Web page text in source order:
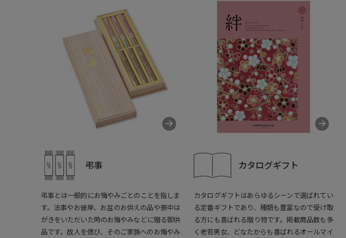
弔事
弔事とは一般的にお悔やみごとのことを指しま
す。法事やお彼岸、お盆のお供えの品や喪中は
がきをいただいた時のお悔やみなどに贈る御供
品です。故人を偲び、そのご家族へのお悔やみ
カタログギフト
カタログギフトはあらゆるシーンで選ばれてい
る定番ギフトであり、種類も豊富なので受け取
る方にも喜ばれる贈り物です。掲載商品数も多
く老若男女、どなたからも喜ばれるオールマイ